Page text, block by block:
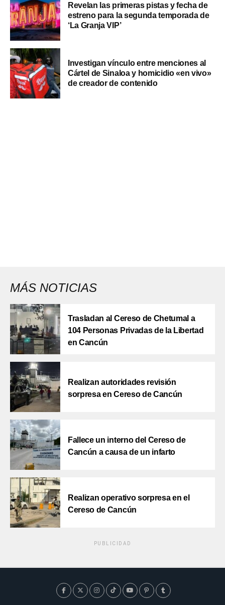
Revelan las primeras pistas y fecha de
estreno para la segunda temporada de
‘La Granja VIP’
Investigan vínculo entre menciones al
Cártel de Sinaloa y homicidio «en vivo»
de creador de contenido
MÁS NOTICIAS
Trasladan al Cereso de Chetumal a
104 Personas Privadas de la Libertad
en Cancún
Realizan autoridades revisión
sorpresa en Cereso de Cancún
Fallece un interno del Cereso de
Cancún a causa de un infarto
Realizan operativo sorpresa en el
Cereso de Cancún
PUBLICIDAD